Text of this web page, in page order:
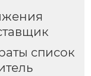
список